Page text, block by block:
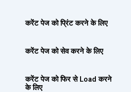
करेंट पेज को प्रिंट करने के लिए
करेंट पेज को सेव करने के लिए
करेंट पेज को फिर से Load करने
के लिए